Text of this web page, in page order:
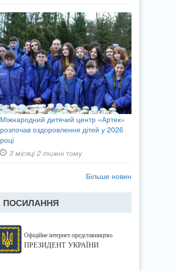
Міжнародний дитячий центр «Артек»
розпочав оздоровлення дітей у 2026
році
3 місяці 2 тижнітому
Більше новин
ПОСИЛАННЯ
Офіційне інтернет-представництво
ПРЕЗИДЕНТ УКРАЇНИ